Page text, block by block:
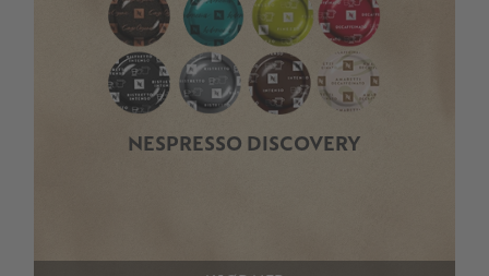
NESPRESSO DISCOVERY